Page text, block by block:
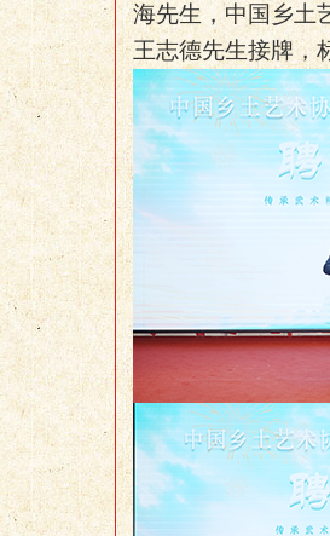
海先生，中国乡土
王志德先生接牌，